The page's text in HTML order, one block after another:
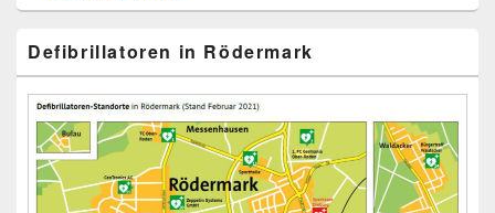
Defibrillatoren in Rödermark